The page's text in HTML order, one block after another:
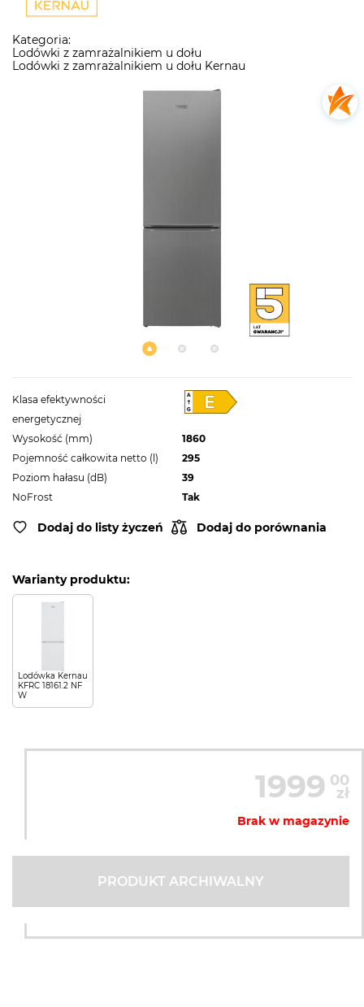
Kategoria:
Lodówki z zamrażalnikiem u dołu
Lodówki z zamrażalnikiem u dołu Kernau
Klasa efektywności
energetycznej
Wysokość (mm)
1860
Pojemność całkowita netto (l)
295
Poziom hałasu (dB)
39
NoFrost
Tak
Dodaj do listy życzeń Dodaj do porównania
Warianty produktu:
Lodówka Kernau
KFRC 18161.2 NF
W
1999 00
zł
Brak w magazynie
PRODUKT ARCHIWALNY